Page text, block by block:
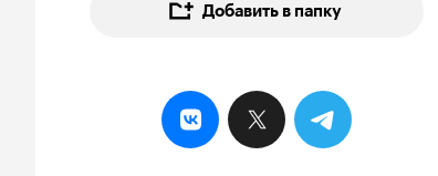
Добавить в папку